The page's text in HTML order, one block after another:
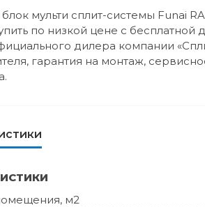
мульти сплит-системы Funai
по низкой цене с бесплатной
дилера компании
гарантия на монтаж,
м2